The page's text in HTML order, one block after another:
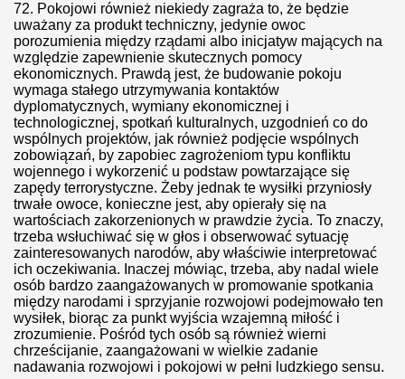
72. Pokojowi również niekiedy zagraża to, że będzie
uważany za produkt techniczny, jedynie owoc
porozumienia między rządami albo inicjatyw mających na
względzie zapewnienie skutecznych pomocy
ekonomicznych. Prawdą jest, że budowanie pokoju
wymaga stałego utrzymywania kontaktów
dyplomatycznych, wymiany ekonomicznej i
technologicznej, spotkań kulturalnych, uzgodnień co do
wspólnych projektów, jak również podjęcie wspólnych
zobowiązań, by zapobiec zagrożeniom typu konfliktu
wojennego i wykorzenić u podstaw powtarzające się
zapędy terrorystyczne. Żeby jednak te wysiłki przyniosły
trwałe owoce, konieczne jest, aby opierały się na
wartościach zakorzenionych w prawdzie życia. To znaczy,
trzeba wsłuchiwać się w głos i obserwować sytuację
zainteresowanych narodów, aby właściwie interpretować
ich oczekiwania. Inaczej mówiąc, trzeba, aby nadal wiele
osób bardzo zaangażowanych w promowanie spotkania
między narodami i sprzyjanie rozwojowi podejmowało ten
wysiłek, biorąc za punkt wyjścia wzajemną miłość i
zrozumienie. Pośród tych osób są również wierni
chrześcijanie, zaangażowani w wielkie zadanie
nadawania rozwojowi i pokojowi w pełni ludzkiego sensu.
o polskim antysemityzmie
przestać robić
kontrolerem swoich dzieci
kto pamięta